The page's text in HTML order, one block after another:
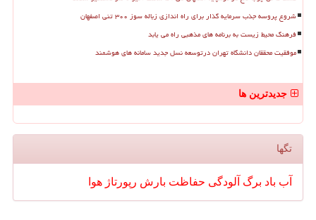
شروع پروسه جذب سرمایه گذار برای راه اندازی زباله سوز ۳۰۰ تنی اصفهان
فرهنگ محیط زیست به برنامه های مذهبی راه می یابد
موفقیت محققان دانشگاه تهران درتوسعه نسل جدید سامانه های هوشمند
جدیدترین ها
تگها
آب باد برگ آلودگی حفاظت بارش رپورتاژ هوا